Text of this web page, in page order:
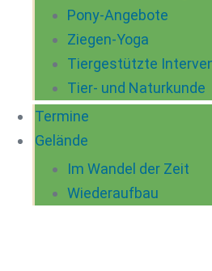
Pony-Angebote
Ziegen-Yoga
Tiergestützte
Tier- und Naturkunde
Termine
Gelände
Im Wandel der Zeit
Wiederaufbau